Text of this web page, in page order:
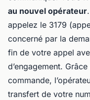
au nouvel opérateur
appelez le 3179
concerné par la
fin de votre appel
d’engagement.
commande,
transfert de votre